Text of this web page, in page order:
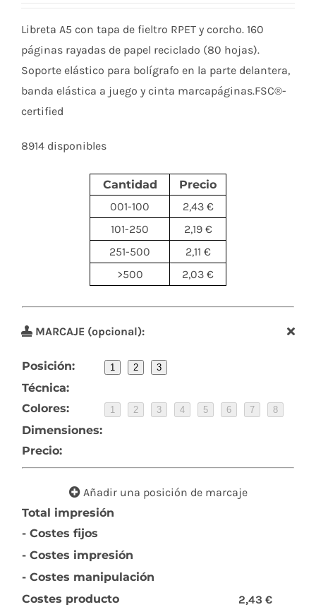
Libreta A5 con tapa de fieltro RPET y corcho. 160
páginas rayadas de papel reciclado (80 hojas).
Soporte elástico para bolígrafo en la parte delantera,
banda elástica a juego y cinta marcapáginas.FSC®-
certified
8914 disponibles
Cantidad
Precio
001-100
2,43 €
101-250
2,19 €
251-500
2,11 €
>500
2,03 €
MARCAJE (opcional):
Posición: 1 2 3
Técnica:
Colores:
1 2 3 4 5 6 7 8
Dimensiones:
Precio:
Añadir una posición de marcaje
Total impresión
- Costes fijos
- Costes impresión
- Costes manipulación
Costes producto
2,43 €